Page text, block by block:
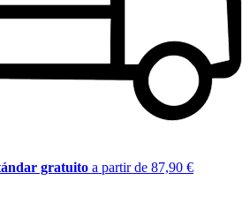
gratuito a partir de 87,90 €